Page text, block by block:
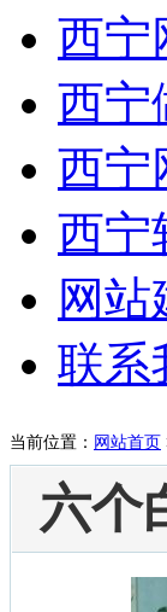
西宁
西宁
西宁
西宁
网
联系
当前位置： 网站首页
六个